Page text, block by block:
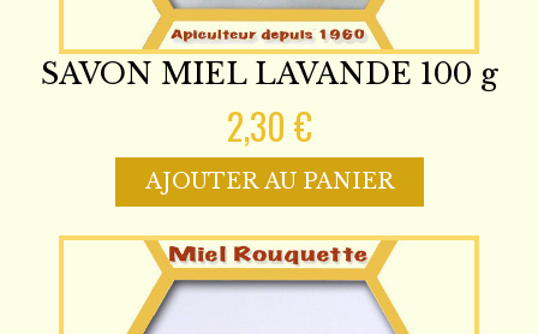
SAVON MIEL LAVANDE 100 g
2,30 €
AJOUTER AU PANIER